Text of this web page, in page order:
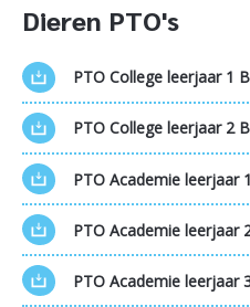
Dieren PTO's
PTO College leerjaar 1
PTO College leerjaar 2
PTO Academie leerjaar
PTO Academie leerjaar
PTO Academie leerjaar